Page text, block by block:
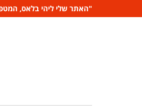
"האתר שלי ליהי בלאס,